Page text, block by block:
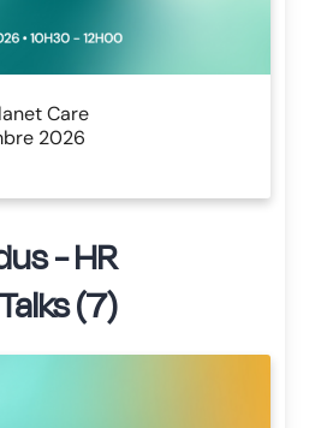
Care
2026
- HR
(7)